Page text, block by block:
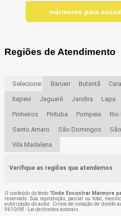
mármores para
Regiões de Atendimento
Selecione: Barueri Butantã
Itapevi Jaguaré Jandira Lapa
Pinheiros Pirituba Pompeia Rio
Santo Amaro São Domingos
Vila Madalena
Verifique as regiões que atendemos
O conteúdo do texto "Onde Encontrar Mármore
reservado. Sua reprodução, parcial ou total,
autorização do autor. Crime de violação de direito
9610/98 - Lei de direitos autorais